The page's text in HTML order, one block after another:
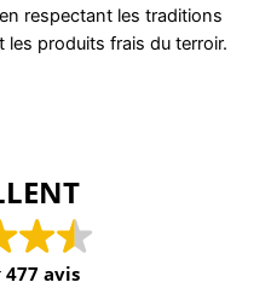
respectant les traditions
les produits frais du terroir.
477 avis